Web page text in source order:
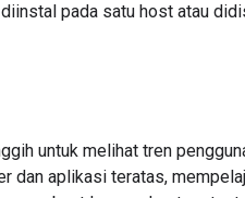
pada satu host atau
untuk melihat tren
dan aplikasi teratas,